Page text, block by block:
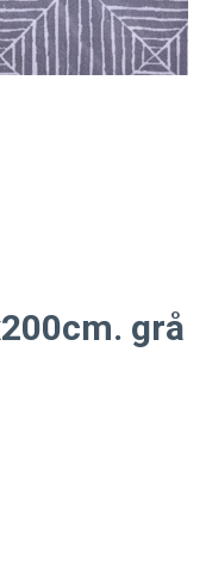
grå